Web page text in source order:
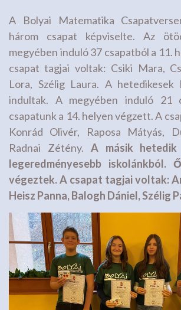
A Bolyai Matematika
három csapat képviselte. Az
megyében induló 37 csapatból a 11.
csapat tagjai voltak: Csiki Mara,
Lora, Szélig Laura. A
indultak. A megyében induló 21
csapatunk a 14. helyen végzett. A
Konrád Olivér, Raposa Mátyás,
Radnai Zétény. A másik
legeredményesebb iskolánkból.
végeztek. A csapat tagjai voltak:
Heisz Panna, Balogh Dániel, Szélig